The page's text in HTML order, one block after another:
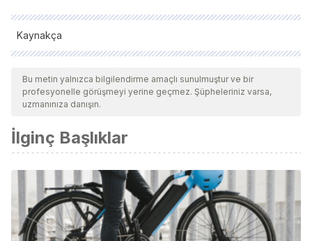
Kaynakça
Tüm alıntı yapılan kaynaklar, kalitelerini, güvenilirliklerini,
güncelliklerini ve geçerliliklerini sağlamak için ekibimiz
tarafından derinlemesine incelendi. Bu makalenin bibliyografisi
kabul edildi.
Gordon, R., & Thir, S. (2013). Here and now. In Materials
Research Society Symposium Proceedings.
https://doi.org/10.1557/opl.2013.775
Venables, M. (2017). Right here, right now. Plant Engineer.
https://doi.org/10.1049/et.2009.0708
Bu metin yalnızca bilgilendirme amaçlı sunulmuştur ve bir
profesyonelle görüşmeyi yerine geçmez. Şüpheleriniz varsa,
uzmanınıza danışın.
İlginç Başlıklar